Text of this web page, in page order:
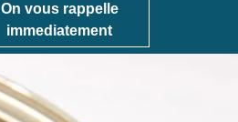
On vous rappelle
immediatement